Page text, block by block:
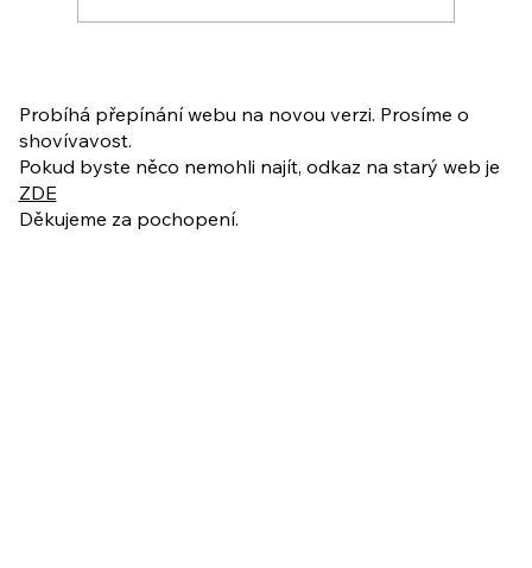
ukázkové lekce
Probíhá přepínání webu na novou verzi. Prosíme o
shovívavost.
Pokud byste něco nemohli najít, odkaz na starý web je
ZDE
Děkujeme za pochopení.